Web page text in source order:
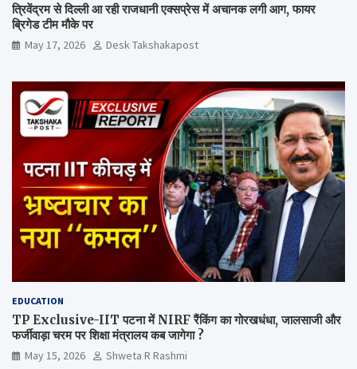
त्रिवेंद्रम से दिल्ली आ रही राजधानी एक्सप्रेस में अचानक लगी आग, फायर
ब्रिगेड टीम मौके पर
May 17, 2026 Desk Takshakapost
EDUCATION
TP Exclusive-IIT पटना में NIRF रैंकिंग का गोरखधंधा, जालसाजी और
फर्जीवाड़ा चरम पर शिक्षा मंत्रालय कब जागेगा ?
May 15, 2026 Shweta R Rashmi